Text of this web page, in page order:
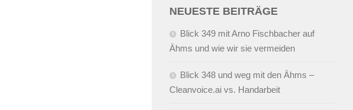
NEUESTE BEITRÄGE
Blick 349 mit Arno Fischbacher auf
Ähms und wie wir sie vermeiden
Blick 348 und weg mit den Ähms –
Cleanvoice.ai vs. Handarbeit